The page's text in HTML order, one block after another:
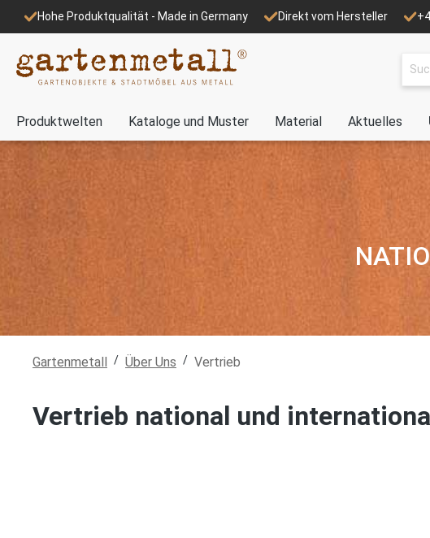
Hohe Produktqualität - Made in Germany Direkt vom Hersteller
Produktwelten Kataloge und Muster Material Aktuelles
Gartenmetall / Über Uns / Vertrieb
Vertrieb national und